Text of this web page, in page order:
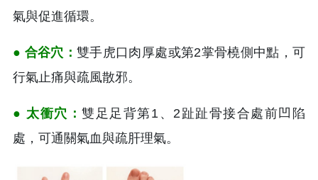
氣與促進循環。
● 合谷穴：雙手虎口肉厚處或第2掌骨橈側中點，可
行氣止痛與疏風散邪。
● 太衝穴：雙足足背第1、2趾趾骨接合處前凹陷
處，可通關氣血與疏肝理氣。